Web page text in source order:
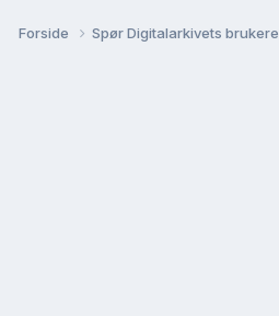
Forside Spør Digitalarkivets brukere